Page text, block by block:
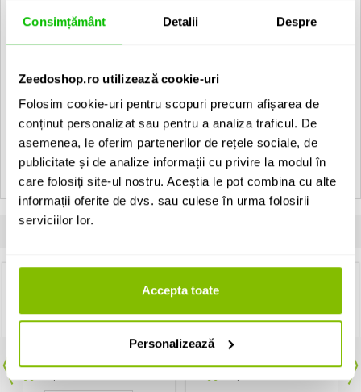
Consimțământ Detalii Despre
Zeedoshop.ro utilizează cookie-uri
Folosim cookie-uri pentru scopuri precum afișarea de
conținut personalizat sau pentru a analiza traficul. De
asemenea, le oferim partenerilor de rețele sociale, de
publicitate și de analize informații cu privire la modul în
care folosiți site-ul nostru. Aceștia le pot combina cu alte
informații oferite de dvs. sau culese în urma folosirii
serviciilor lor.
Accepta toate
Personalizează
Tip Curea chitara
Dimensiuni 104 - 183 cm
Tip produs Curea de chitara